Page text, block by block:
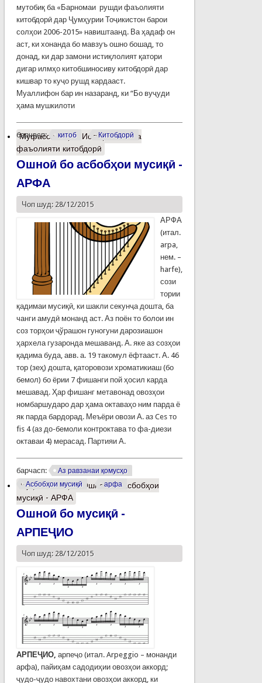
мутобиқ ба «Барномаи рушди фаъолияти
китобдорӣ дар Ҷумҳурии Тоҷикистон барои
солҳои 2006-2015» навиштаанд. Ва ҳадаф он
аст, ки хонанда бо мавзуъ ошно бошад, то
донад, ки дар замони истиқлолият қатори
дигар илмҳо китобшиносиву китобдорӣ дар
кишвар то куҷо рушд кардааст.
Муаллифон бар ин назаранд, ки “Бо вуҷуди
ҳама мушкилоти
барчасп: китоб Китобдорӣ
Муфассалтаро Истиқлолият ва
фаъолияти китобдорӣ
Ошноӣ бо асбобҳои мусиқӣ -
АРФА
Чоп шуд: 28/12/2015
АРФА
(итал.
arpa,
нем. –
harfe),
сози
тории
қадимаи мусиқӣ, ки шакли секунҷа дошта, ба
чанги амудӣ монанд аст. Аз поён то болои ин
соз торҳои ҷўрашон гуногуни дарозиашон
ҳархела гузаронда мешаванд. А. яке аз созҳои
қадима буда, авв. а. 19 такомул ёфтааст. А. 46
тор (зеҳ) дошта, қаторовози хроматикиаш (бо
бемол) бо ёрии 7 фишанги пой ҳосил карда
мешавад. Ҳар фишанг метавонад овозҳои
номбаршударо дар ҳама октаваҳо ним парда ё
як парда бардорад. Меъёри овози А. аз Ces то
fis 4 (аз до-бемоли контроктава то фа-диези
октаваи 4) мерасад. Партияи А.
барчасп:
Аз равзанаи қомусҳо
Асбобҳои мусиқӣ
арфа
Муфассалтаро Ошноӣ бо асбобҳои
мусиқӣ - АРФА
Ошноӣ бо мусиқӣ -
АРПЕҶИО
Чоп шуд: 28/12/2015
АРПЕҶИО, арпеҷо (итал. Arpeggio – монанди
арфа), пайиҳам садодиҳии овозҳои аккорд;
ҷудо-ҷудо навохтани овозҳои аккорд, ки